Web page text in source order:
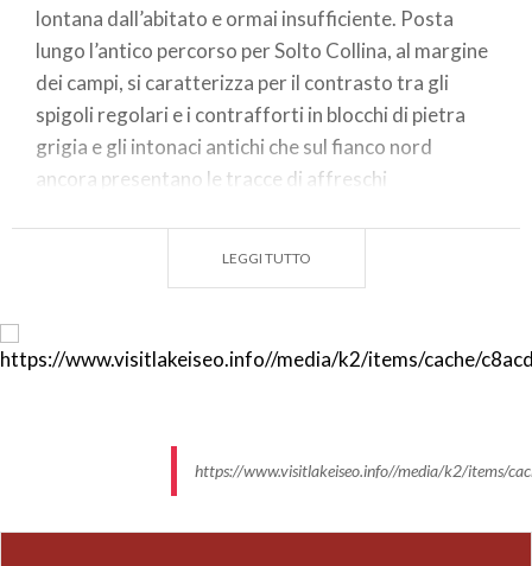
lontana dall’abitato e ormai insufficiente. Posta
lungo l’antico percorso per Solto Collina, al margine
dei campi, si caratterizza per il contrasto tra gli
spigoli regolari e i contrafforti in blocchi di pietra
grigia e gli intonaci antichi che sul fianco nord
ancora presentano le tracce di affreschi
lato sud vennero aggiunti il campanile e due cappelle
La nuova chiesa dedicata a
unica con profonda abside semicircolare e quattro
LEGGI TUTTO
https://www.visitlakeiseo.info//media/k2/items/